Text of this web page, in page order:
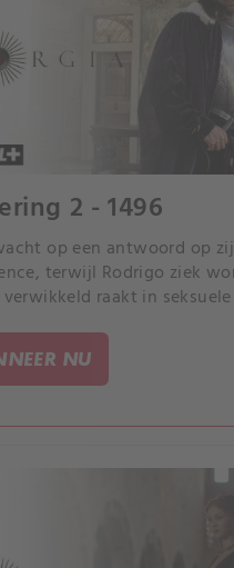
2 - 1496
op een antwoord op
terwijl Rodrigo ziek
verwikkeld raakt in
NU